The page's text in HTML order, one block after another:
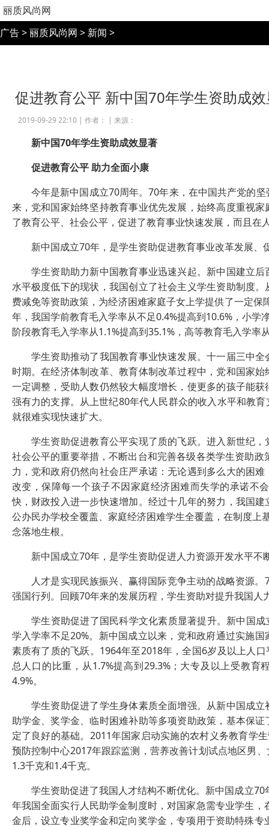
丽质风尚网
广告>丽质风尚网 > 新闻 >
促进教育公平 新中国70年学生资助成
2019-09-29 22:10 | 作者： | 来源：
新中国70年学生资助成效显著
促进教育公平 助力全面小康
今年是新中国成立70周年。70年来，在中国共产党的坚
来，党和国家始终坚持教育事业优先发展，始终高度重视
了教育公平、社会公平，促进了教育事业快速发展，而且
新中国成立70年，是学生资助促进教育事业改革发展、
学生资助助力新中国教育事业迅速兴起。新中国建立后
水平极度低下的现状，我国创立了社会主义学生资助制度
费减免等资助政策，为经济困难家庭子女上学提供了一定
年，我国学前教育毛入学率从不足0.4%提高到10.6%，小
阶段教育毛入学率从1.1%提高到35.1%，高等教育毛入学率
学生资助推动了我国教育事业快速发展。十一届三中全
时期。在经济体制改革、教育体制改革过程中，党和国家
一定调整，受助人数仍然较大幅度增长，使更多的孩子能
强有力的支撑。从上世纪80年代人民群众的收入水平和教
就很难实现快速扩大。
学生资助促进教育公平实现了质的飞跃。进入新世纪，
社会公平的重要举措，不断出台和完善各级各类学生资助
力，党和政府仍然向社会庄严承诺：无论遇到多么大的困
改变，保障每一个孩子不因家庭经济困难而失学的承诺不
快，财政投入进一步快速增加。经过十几年的努力，我国
公办民办学校全覆盖、家庭经济困难学生全覆盖，在制度上
念落地生根。
新中国成立70年，是学生资助促进人力资源开发水平不
人才是实现民族振兴、赢得国际竞争主动的战略资源。
强国行列。回顾70年来的发展历程，学生资助对提升我国人
学生资助促进了国民科学文化素质显著提升。新中国成
学入学率不足20%。新中国成立以来，党和政府通过实施
素质有了质的飞跃。1964年至2018年，全国6岁及以上人
总人口的比重，从1.7%提高到29.3%；大专及以上受教育
4.9%。
学生资助促进了学生身体素质全面增强。从新中国成立
助学金、奖学金、临时困难补助等多项资助政策，基本保
定了良好的基础。2011年国家启动实施的农村义务教育学
预防控制中心2017年跟踪监测，营养改善计划试点地区男
1.3千克和1.4千克。
学生资助促进了我国人才结构不断优化。新中国成立70
年我国全面实行人民助学金制度时，对国家急需专业学生
金后，设立专业奖学金和定向奖学金，专项用于资助特殊